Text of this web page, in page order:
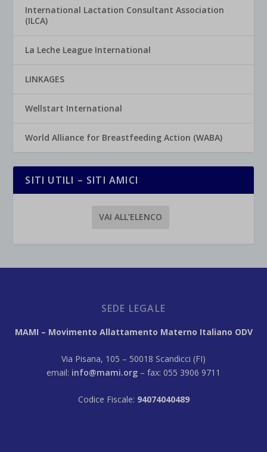
International Lactation Consultant Association
(ILCA)
La Leche League International
LINKAGES
Wellstart International
World Alliance for Breastfeeding Action (WABA)
SITI UTILI – SITI AMICI
VAI ALL’ELENCO
SEDE LEGALE
MAMI – Movimento Allattamento Materno Italiano ODV
Via Pisana, 105 – 50018 Scandicci (FI)
email: info@mami.org – fax: 055 3906 9711
Codice Fiscale: 94074040489